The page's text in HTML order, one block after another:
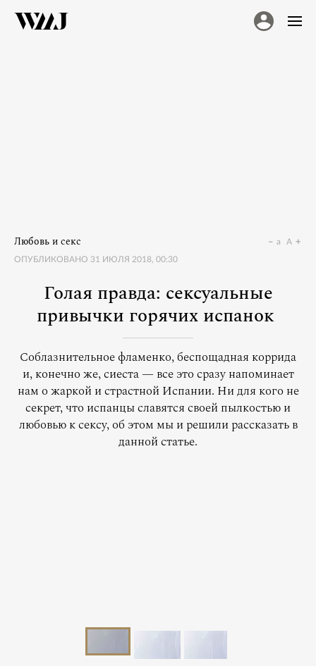
Любовь и секс
ОПУБЛИКОВАНО 31 ИЮЛЯ 2018, 00:30
a A
Голая правда: сексуальные
привычки горячих испанок
Соблазнительное фламенко, беспощадная коррида
и, конечно же, сиеста — все это сразу напоминает
нам о жаркой и страстной Испании. Ни для кого не
секрет, что испанцы славятся своей пылкостью и
любовью к сексу, об этом мы и решили рассказать в
данной статье.